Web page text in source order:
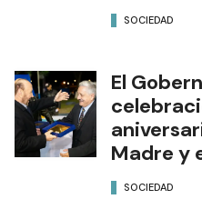
SOCIEDAD
El
Madre y
SOCIEDAD